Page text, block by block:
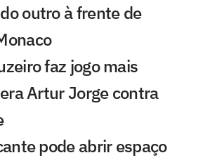
outro à frente de
faz jogo mais
Artur Jorge contra
pode abrir espaço